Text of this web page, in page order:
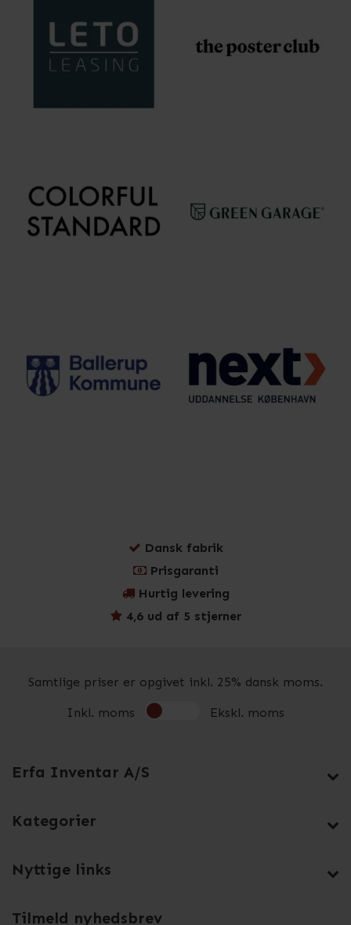
Dansk fabrik
Prisgaranti
Hurtig levering
4,6 ud af 5 stjerner
Samtlige priser er opgivet inkl. 25% dansk moms.
Inkl. moms Ekskl. moms
Erfa Inventar A/S
Kategorier
Nyttige links
Tilmeld nyhedsbrev